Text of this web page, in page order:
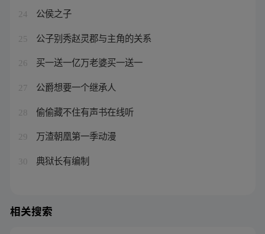
24 公侯之子
25 公子别秀赵灵郡与主角的关系
26 买一送一亿万老婆买一送一
27 公爵想要一个继承人
28 偷偷藏不住有声书在线听
29 万渣朝凰第一季动漫
30 典狱长有编制
相关搜索